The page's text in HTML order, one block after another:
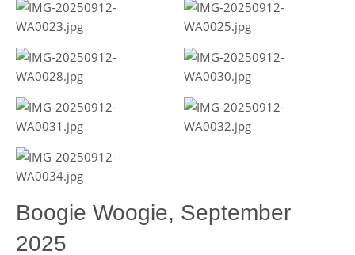
Boogie Woogie, September
2025